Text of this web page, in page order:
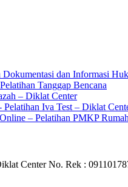
dan Informasi
Tanggap Bencana
– Diklat Center
Iva Test – Diklat
– Pelatihan PMKP
Center No. Rek :